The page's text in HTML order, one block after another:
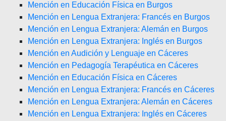
Mención en Educación Física en Burgos
Mención en Lengua Extranjera: Francés en Burgos
Mención en Lengua Extranjera: Alemán en Burgos
Mención en Lengua Extranjera: Inglés en Burgos
Mención en Audición y Lenguaje en Cáceres
Mención en Pedagogía Terapéutica en Cáceres
Mención en Educación Física en Cáceres
Mención en Lengua Extranjera: Francés en Cáceres
Mención en Lengua Extranjera: Alemán en Cáceres
Mención en Lengua Extranjera: Inglés en Cáceres